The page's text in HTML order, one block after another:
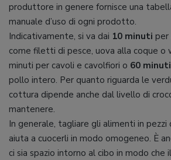
produttore in genere fornisce una
manuale d’uso di ogni prodotto.
Indicativamente, si va dai 10 minuti per
come filetti di pesce, uova alla coque o
minuti per cavoli e cavolfiori o 60 minuti
pollo intero. Per quanto riguarda le
cottura dipende anche dal livello di
mantenere.
In generale, tagliare gli alimenti in pezzi
aiuta a cuocerli in modo omogeneo. È
ci sia spazio intorno al cibo in modo che